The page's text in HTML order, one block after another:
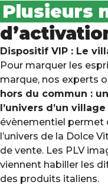
Plusieurs
Dispositif VIP : Le
Pour marquer les
marque, nos experts
hors du commun :
l’univers d’un
évènementiel permet
l’univers de la Dolce
de vente. Les PLV
viennent habiller les
des produits italiens.